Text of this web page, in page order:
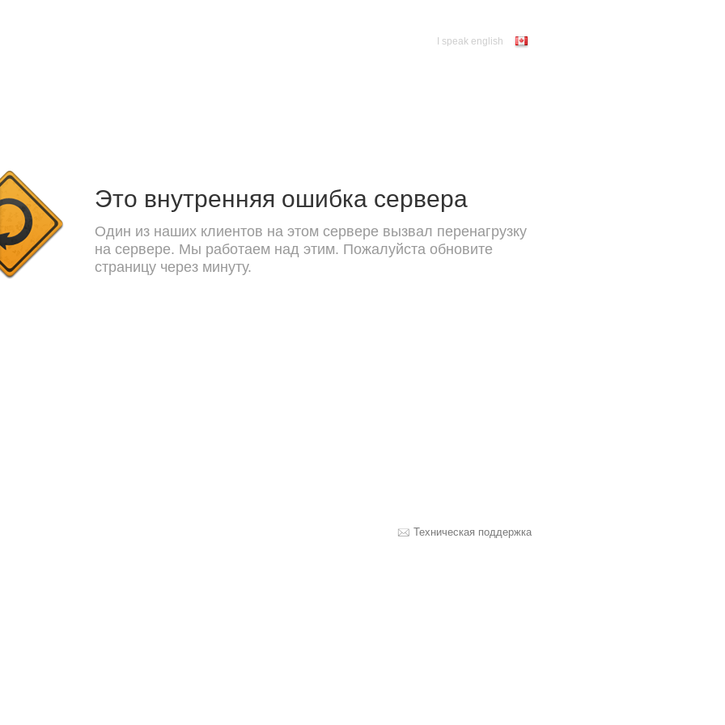
I speak english
Это внутренняя ошибка сервера
Один из наших клиентов на этом сервере вызвал перенагрузку
на сервере. Мы работаем над этим. Пожалуйста обновите
страницу через минуту.
Техническая поддержка